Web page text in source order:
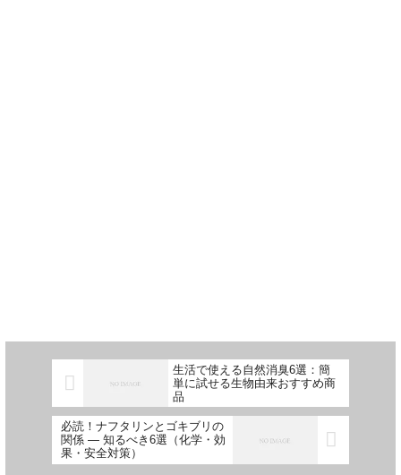
生活で使える自然消臭6選：簡
単に試せる生物由来おすすめ商
品
必読！ナフタリンとゴキブリの
関係 — 知るべき6選（化学・効
果・安全対策）